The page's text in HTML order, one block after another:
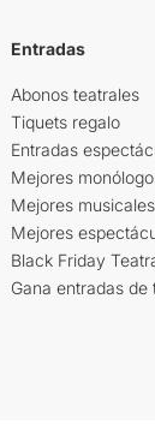
Entradas
Abonos teatrales
Tiquets regalo
Entradas
Mejores
Mejores musicales
Mejores
Black Friday
Gana entradas